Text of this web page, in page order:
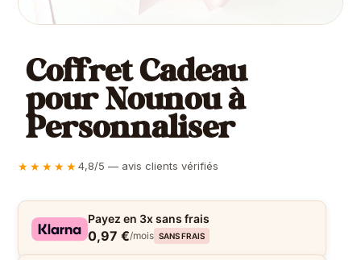
Coffret Cadeau
pour Nounou à
Personnaliser
★★★★★4,8/5 — avis clients vérifiés
Payez en 3x sans frais
0,97 €/mois SANS FRAIS